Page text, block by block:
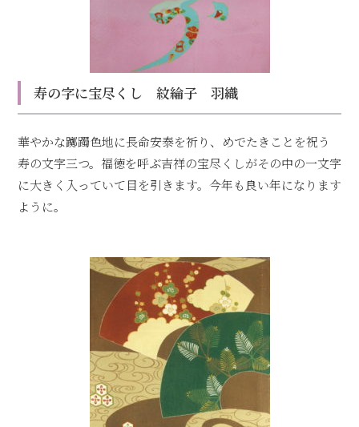
寿の字に宝尽くし 紋綸子 羽織
華やかな躑躅色地に長命安泰を祈り、めでたきことを祝う
寿の文字三つ。福徳を呼ぶ吉祥の宝尽くしがその中の一文字
に大きく入っていて目を引きます。今年も良い年になります
ように。